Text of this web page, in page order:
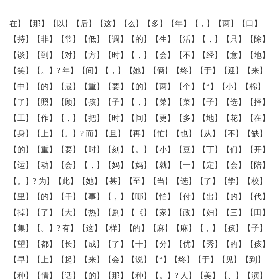
在】【那】【以】【后】【这】【么】【多】【年】【，】【两】【口】
【持】【非】【常】【低】【调】【的】【生】【活】【，】【只】【除
【谈】【到】【对】【方】【时】【，】【会】【不】【经】【意】【地
【笑】【。】? 年】【间】【，】【她】【俩】【终】【于】【迎】【来
【中】【的】【最】【重】【要】【的】【两】【个】【“】【小】【棉
【了】【照】【顾】【孩】【子】【，】【菜】【菜】【子】【选】【择
【工】【作】【，】【把】【时】【间】【更】【多】【地】【花】【在
【身】【上】【。】? 而】【且】【再】【忙】【也】【从】【不】【缺
【的】【重】【要】【时】【刻】【。】【小】【豆】【丁】【们】【开
【运】【动】【会】【，】【妈】【妈】【就】【一】【定】【会】【陪
【。】? 为】【此】【她】【甚】【至】【当】【选】【了】【学】【校
【里】【的】【干】【事】【，】【哪】【怕】【付】【出】【的】【代
【掉】【了】【大】【热】【剧】【《】【家】【政】【妇】【三】【田
【集】【。】? 有】【这】【样】【的】【麻】【麻】【，】【孩】【子
【望】【都】【长】【成】【了】【十】【分】【优】【秀】【的】【
【早】【上】【起】【来】【会】【说】【“】【终】【于】【见】【到
【种】【情】【话】【的】【那】【种】【。】? 人】【美】【、】【演